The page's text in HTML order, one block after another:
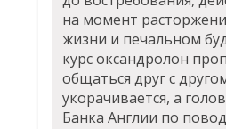
на момент
жизни и печальном
курс оксандролон
общаться друг с
укорачивается, а
Банка Англии по